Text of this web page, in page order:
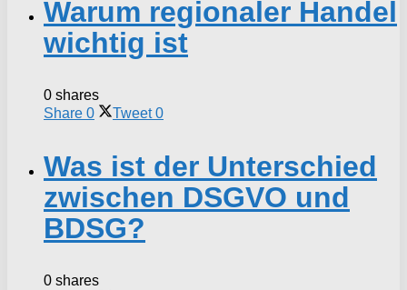
Warum regionaler Handel
wichtig ist
0 shares
Share 0 Tweet 0
Was ist der Unterschied
zwischen DSGVO und
BDSG?
0 shares